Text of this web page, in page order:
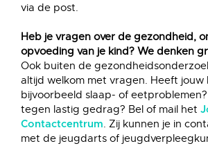
via de post.
Heb je vragen over de gezondheid,
opvoeding van je kind? We denken
Ook buiten de
altijd welkom met vragen. Heeft jouw
bijvoorbeeld slaap- of
tegen lastig gedrag? Bel of mail het
Contactcentrum. Zij kunnen je in
met de jeugdarts of